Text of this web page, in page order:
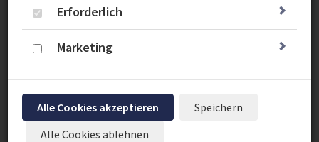
Infektion mit Covid-19 die Krankheit häufig besser weg,
als gleichaltrige Couch-Potatoes. Auch das Risiko zu
versterben ist bei Menschen, die sich ausreichend
Erforderlich
Marketing
Alle Cookies akzeptieren
Speichern
Alle Cookies ablehnen